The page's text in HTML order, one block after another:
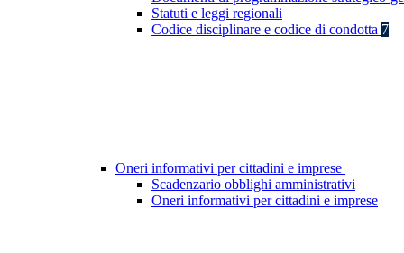
Statuti e leggi regionali
Codice disciplinare e codice di condotta 7
Oneri informativi per cittadini e imprese
Scadenzario obblighi amministrativi
Oneri informativi per cittadini e imprese